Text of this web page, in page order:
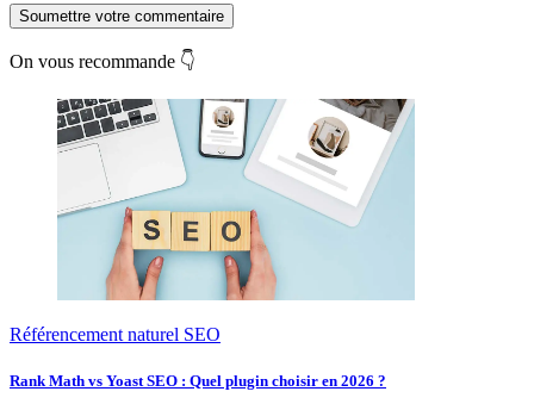
Soumettre votre commentaire
On vous recommande 👇
Référencement naturel SEO
Rank Math vs Yoast SEO : Quel plugin choisir en 2026 ?